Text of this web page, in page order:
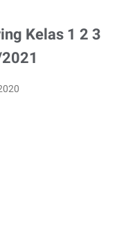
Kelas 1 2 3